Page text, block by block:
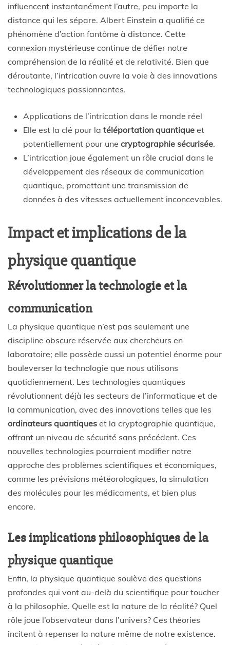
influencent instantanément l’autre, peu importe la
distance qui les sépare. Albert Einstein a qualifié ce
phénomène d’action fantôme à distance. Cette
connexion mystérieuse continue de défier notre
compréhension de la réalité et de relativité. Bien que
déroutante, l’intrication ouvre la voie à des innovations
technologiques passionnantes.
Applications de l’intrication dans le monde réel
Elle est la clé pour la téléportation quantique et
potentiellement pour une cryptographie sécurisée.
L’intrication joue également un rôle crucial dans le
développement des réseaux de communication
quantique, promettant une transmission de
données à des vitesses actuellement inconcevables.
Impact et implications de la
physique quantique
Révolutionner la technologie et la
communication
La physique quantique n’est pas seulement une
discipline obscure réservée aux chercheurs en
laboratoire; elle possède aussi un potentiel énorme pour
bouleverser la technologie que nous utilisons
quotidiennement. Les technologies quantiques
révolutionnent déjà les secteurs de l’informatique et de
la communication, avec des innovations telles que les
ordinateurs quantiques et la cryptographie quantique,
offrant un niveau de sécurité sans précédent. Ces
nouvelles technologies pourraient modifier notre
approche des problèmes scientifiques et économiques,
comme les prévisions météorologiques, la simulation
des molécules pour les médicaments, et bien plus
encore.
Les implications philosophiques de la
physique quantique
Enfin, la physique quantique soulève des questions
profondes qui vont au-delà du scientifique pour toucher
à la philosophie. Quelle est la nature de la réalité? Quel
rôle joue l’observateur dans l’univers? Ces théories
incitent à repenser la nature même de notre existence.